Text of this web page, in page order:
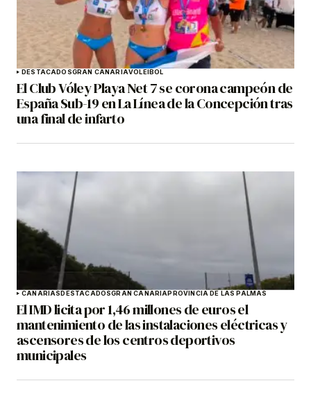
DESTACADOSGRAN CANARIAVOLEIBOL
El Club Vóley Playa Net 7 se corona campeón de
España Sub-19 en La Línea de la Concepción tras
una final de infarto
CANARIASDESTACADOSGRAN CANARIAPROVINCIA DE LAS PALMAS
El IMD licita por 1,46 millones de euros el
mantenimiento de las instalaciones eléctricas y
ascensores de los centros deportivos
municipales